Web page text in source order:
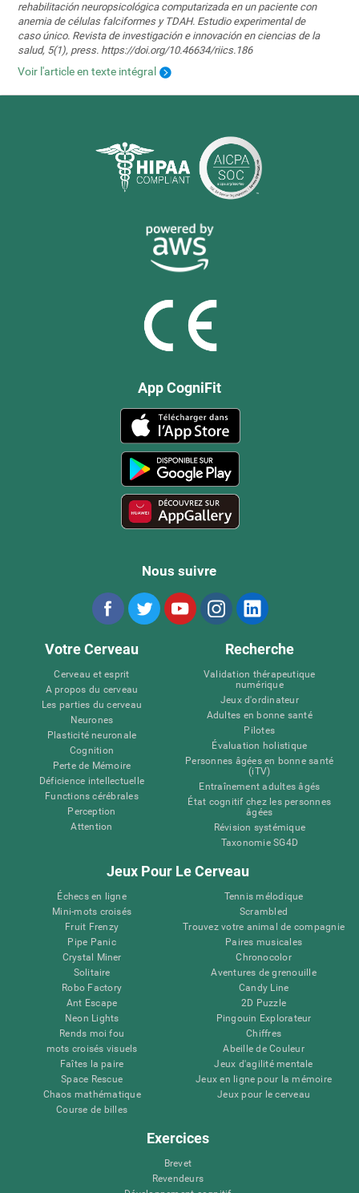
rehabilitación neuropsicológica computarizada en un paciente con
anemia de células falciformes y TDAH. Estudio experimental de
caso único. Revista de investigación e innovación en ciencias de la
salud, 5(1), press. https://doi.org/10.46634/riics.186
Voir l'article en texte intégral
App CogniFit
Nous suivre
Votre Cerveau
Cerveau et esprit
A propos du cerveau
Les parties du cerveau
Neurones
Plasticité neuronale
Cognition
Perte de Mémoire
Déficience intellectuelle
Functions cérébrales
Perception
Attention
Recherche
Validation thérapeutique
numérique
Jeux d'ordinateur
Adultes en bonne santé
Pilotes
Évaluation holistique
Personnes âgées en bonne santé
(iTV)
Entraînement adultes âgés
État cognitif chez les personnes
âgées
Révision systémique
Taxonomie SG4D
Jeux Pour Le Cerveau
Échecs en ligne
Mini-mots croisés
Fruit Frenzy
Pipe Panic
Crystal Miner
Solitaire
Robo Factory
Ant Escape
Neon Lights
Rends moi fou
mots croisés visuels
Faîtes la paire
Space Rescue
Chaos mathématique
Course de billes
Tennis mélodique
Scrambled
Trouvez votre animal de compagnie
Paires musicales
Chronocolor
Aventures de grenouille
Candy Line
2D Puzzle
Pingouin Explorateur
Chiffres
Abeille de Couleur
Jeux d'agilité mentale
Jeux en ligne pour la mémoire
Jeux pour le cerveau
Exercices
Brevet
Revendeurs